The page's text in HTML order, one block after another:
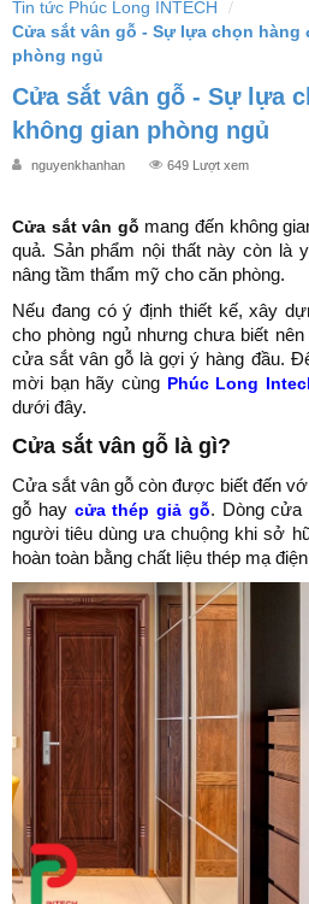
Tin tức Phúc Long INTECH
Cửa sắt vân gỗ - Sự lựa chọn hàng
phòng ngủ
Cửa sắt vân gỗ - Sự lựa
không gian phòng ngủ
nguyenkhanhan 649 Lượt xem
Cửa sắt vân gỗ mang đến không
quả. Sản phẩm nội thất này còn là
nâng tầm thẩm mỹ cho căn phòng.
Nếu đang có ý định thiết kế, xây
cho phòng ngủ nhưng chưa biết
cửa sắt vân gỗ là gợi ý hàng đầu.
mời bạn hãy cùng Phúc Long
dưới đây.
Cửa sắt vân gỗ là gì?
Cửa sắt vân gỗ còn được biết đến
gỗ hay cửa thép giả gỗ. Dòng cửa
người tiêu dùng ưa chuộng khi sở
hoàn toàn bằng chất liệu thép mạ